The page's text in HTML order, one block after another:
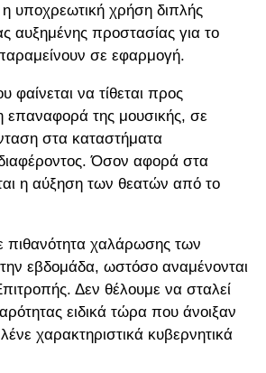
η υποχρεωτική χρήση διπλής
αυξημένης προστασίας για το
σε εφαρμογή.
φαίνεται να τίθεται προς
επαναφορά της μουσικής, σε
στα καταστήματα
Όσον αφορά στα
η αύξηση των θεατών από το
πιθανότητα χαλάρωσης των
την εβδομάδα, ωστόσο αναμένονται
Δεν θέλουμε να σταλεί
ειδικά τώρα που άνοιξαν
χαρακτηριστικά κυβερνητικά